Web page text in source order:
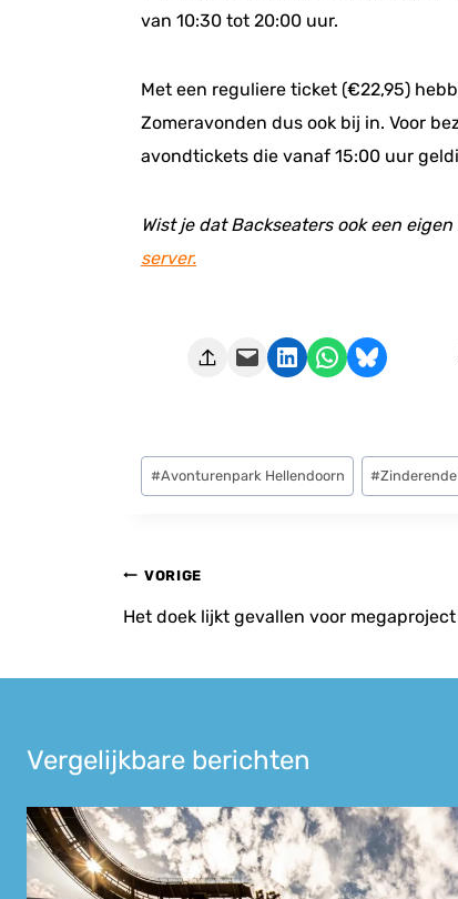
van 10:30 tot 20:00 uur.
Met een reguliere ticket (€22,95)
Zomeravonden dus ook bij in. Voor
avondtickets die vanaf 15:00 uur
Wist je dat Backseaters ook een
server.
Deze pagina e-mailen Delen op LinkedIn Delen via WhatsApp Share on Bluesky
Bericht
tags:
#Avonturenpark Hellendoorn #
Bericht
navigatie
VORIGE
Het doek lijkt gevallen voor
Vergelijkbare berichten